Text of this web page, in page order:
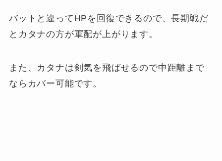
バットと違ってHPを回復できるので、長期戦だ
とカタナの方が軍配が上がります。
また、カタナは剣気を飛ばせるので中距離まで
ならカバー可能です。